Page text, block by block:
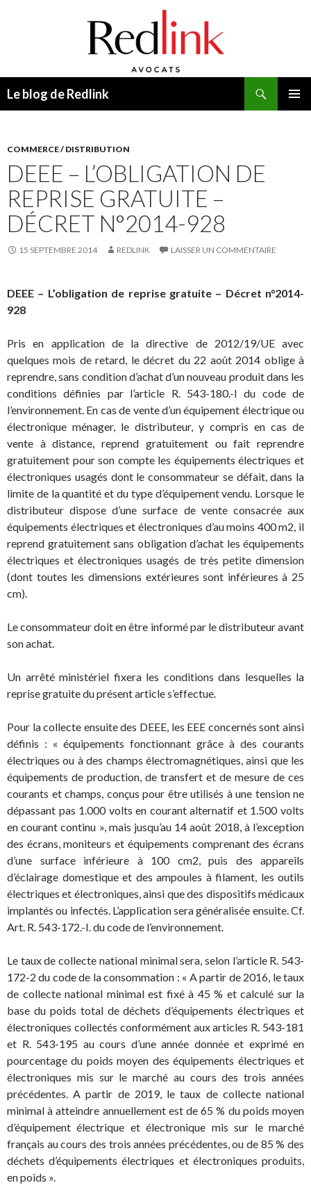
Le blog de Redlink
COMMERCE / DISTRIBUTION
DEEE – L’OBLIGATION DE
REPRISE GRATUITE –
DÉCRET N°2014-928
15 SEPTEMBRE 2014 REDLINK LAISSER UN COMMENTAIRE
DEEE – L’obligation de reprise gratuite – Décret n°2014-
928
Pris en application de la directive de 2012/19/UE avec
quelques mois de retard, le décret du 22 août 2014 oblige à
reprendre, sans condition d’achat d’un nouveau produit dans les
conditions définies par l’article R. 543-180.-I du code de
l’environnement. En cas de vente d’un équipement électrique ou
électronique ménager, le distributeur, y compris en cas de
vente à distance, reprend gratuitement ou fait reprendre
gratuitement pour son compte les équipements électriques et
électroniques usagés dont le consommateur se défait, dans la
limite de la quantité et du type d’équipement vendu. Lorsque le
distributeur dispose d’une surface de vente consacrée aux
équipements électriques et électroniques d’au moins 400 m2, il
reprend gratuitement sans obligation d’achat les équipements
électriques et électroniques usagés de très petite dimension
(dont toutes les dimensions extérieures sont inférieures à 25
cm).
Le consommateur doit en être informé par le distributeur avant
son achat.
Un arrêté ministériel fixera les conditions dans lesquelles la
reprise gratuite du présent article s’effectue.
Pour la collecte ensuite des DEEE, les EEE concernés sont ainsi
définis : « équipements fonctionnant grâce à des courants
électriques ou à des champs électromagnétiques, ainsi que les
équipements de production, de transfert et de mesure de ces
courants et champs, conçus pour être utilisés à une tension ne
dépassant pas 1.000 volts en courant alternatif et 1.500 volts
en courant continu », mais jusqu’au 14 août 2018, à l’exception
des écrans, moniteurs et équipements comprenant des écrans
d’une surface inférieure à 100 cm2, puis des appareils
d’éclairage domestique et des ampoules à filament, les outils
électriques et électroniques, ainsi que des dispositifs médicaux
implantés ou infectés. L’application sera généralisée ensuite. Cf.
Art. R. 543-172.-I. du code de l’environnement.
Le taux de collecte national minimal sera, selon l’article R. 543-
172-2 du code de la consommation : « A partir de 2016, le taux
de collecte national minimal est fixé à 45 % et calculé sur la
base du poids total de déchets d’équipements électriques et
électroniques collectés conformément aux articles R. 543-181
et R. 543-195 au cours d’une année donnée et exprimé en
pourcentage du poids moyen des équipements électriques et
électroniques mis sur le marché au cours des trois années
précédentes. A partir de 2019, le taux de collecte national
minimal à atteindre annuellement est de 65 % du poids moyen
d’équipement électrique et électronique mis sur le marché
français au cours des trois années précédentes, ou de 85 % des
déchets d’équipements électriques et électroniques produits,
en poids ».